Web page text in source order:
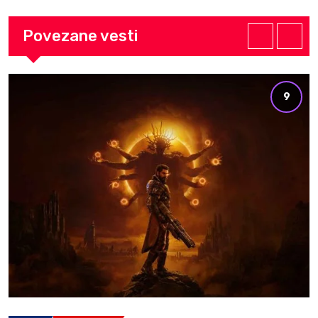
Povezane vesti
9